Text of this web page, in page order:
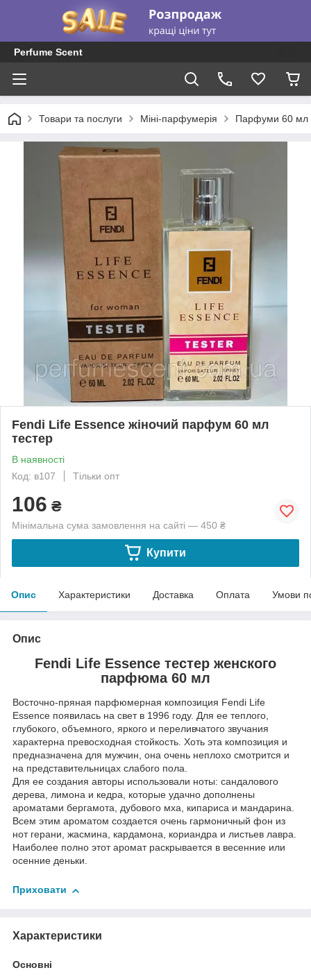
Perfume Scent
Товари та послуги Міні-парфумерія Парфуми 60 мл
Fendi Life Essence жіночий парфум 60 мл
тестер
В наявності
Код: в107
Тільки опт
106 ₴
Мінімальна сума замовлення на сайті — 450 ₴
Купити
Опис Характеристики Доставка Оплата Умови
Опис
Fendi Life Essence тестер женского
парфюма 60 мл
Восточно-пряная парфюмерная композиция Fendi Life
Essence появилась на свет в 1996 году. Для ее теплого,
глубокого, объемного, яркого и переливчатого звучания
характерна превосходная стойкость. Хоть эта композиция и
предназначена для мужчин, она очень неплохо смотрится и
на представительницах слабого пола.
Для ее создания авторы использовали ноты: сандалового
дерева, лимона и кедра, которые удачно дополнены
ароматами бергамота, дубового мха, кипариса и мандарина.
Всем этим ароматом создается очень гармоничный фон из
нот герани, жасмина, кардамона, кориандра и листьев лавра.
Наиболее полно этот аромат раскрывается в весенние или
осенние деньки.
Приховати
Характеристики
Основні